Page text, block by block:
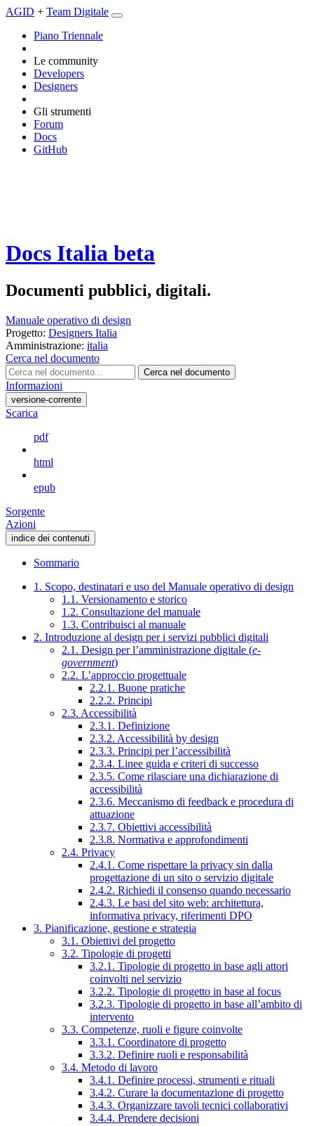
AGID + Team Digitale
Piano Triennale
Le community
Developers
Designers
Gli strumenti
Forum
Docs
GitHub
Docs Italia beta
Documenti pubblici, digitali.
Manuale operativo di design
Progetto: Designers Italia
Amministrazione: italia
Cerca nel documento
Cerca nel documento
Informazioni
versione-corrente
Scarica
pdf
html
epub
Sorgente
Azioni
indice dei contenuti
Sommario
1. Scopo, destinatari e uso del Manuale operativo di design
1.1. Versionamento e storico
1.2. Consultazione del manuale
1.3. Contribuisci al manuale
2. Introduzione al design per i servizi pubblici digitali
2.1. Design per l’amministrazione digitale (e-
government)
2.2. L’approccio progettuale
2.2.1. Buone pratiche
2.2.2. Principi
2.3. Accessibilità
2.3.1. Definizione
2.3.2. Accessibilità by design
2.3.3. Principi per l’accessibilità
2.3.4. Linee guida e criteri di successo
2.3.5. Come rilasciare una dichiarazione di
accessibilità
2.3.6. Meccanismo di feedback e procedura di
attuazione
2.3.7. Obiettivi accessibilità
2.3.8. Normativa e approfondimenti
2.4. Privacy
2.4.1. Come rispettare la privacy sin dalla
progettazione di un sito o servizio digitale
2.4.2. Richiedi il consenso quando necessario
2.4.3. Le basi del sito web: architettura,
informativa privacy, riferimenti DPO
3. Pianificazione, gestione e strategia
3.1. Obiettivi del progetto
3.2. Tipologie di progetti
3.2.1. Tipologie di progetto in base agli attori
coinvolti nel servizio
3.2.2. Tipologie di progetto in base al focus
3.2.3. Tipologie di progetto in base all’ambito di
intervento
3.3. Competenze, ruoli e figure coinvolte
3.3.1. Coordinatore di progetto
3.3.2. Definire ruoli e responsabilità
3.4. Metodo di lavoro
3.4.1. Definire processi, strumenti e rituali
3.4.2. Curare la documentazione di progetto
3.4.3. Organizzare tavoli tecnici collaborativi
3.4.4. Prendere decisioni